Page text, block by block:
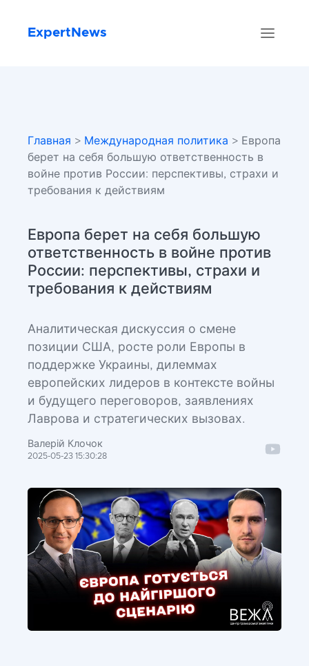
ExpertNews
Главная > Международная политика > Европа
берет на себя большую ответственность в
войне против России: перспективы, страхи и
требования к действиям
Европа берет на себя большую
ответственность в войне против
России: перспективы, страхи и
требования к действиям
Аналитическая дискуссия о смене
позиции США, росте роли Европы в
поддержке Украины, дилеммах
европейских лидеров в контексте войны
и будущего переговоров, заявлениях
Лаврова и стратегических вызовах.
Валерій Клочок
2025-05-23 15:30:28